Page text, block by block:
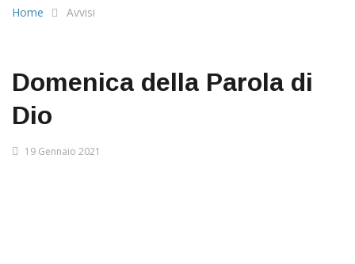
Home Avvisi
Domenica della Parola di
Dio
19 Gennaio 2021